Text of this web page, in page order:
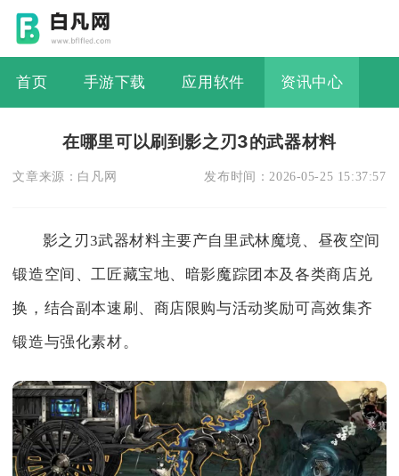
首页 手游下载 应用软件 资讯中心
在哪里可以刷到影之刃3的武器材料
文章来源： 白凡网 发布时间： 2026-05-25 15:37:57
影之刃3武器材料主要产自里武林魔境、昼夜空间
锻造空间、工匠藏宝地、暗影魔踪团本及各类商店兑
换，结合副本速刷、商店限购与活动奖励可高效集齐
锻造与强化素材。